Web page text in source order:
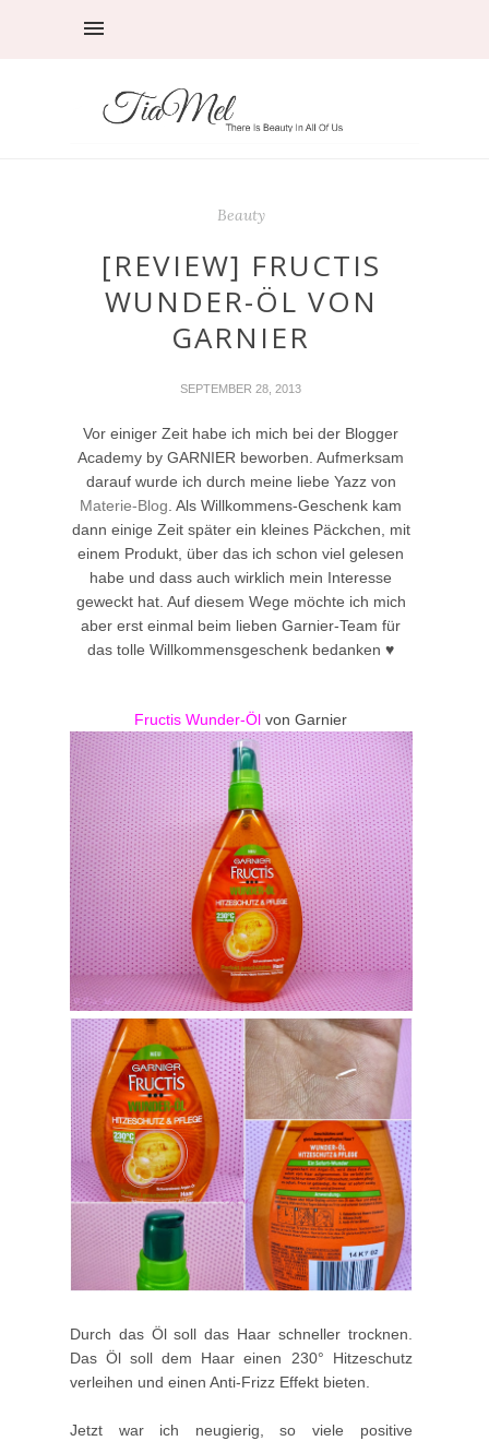
Beauty
[REVIEW] FRUCTIS
WUNDER-ÖL VON
GARNIER
SEPTEMBER 28, 2013
Vor einiger Zeit habe ich mich bei der Blogger
Academy by GARNIER beworben. Aufmerksam
darauf wurde ich durch meine liebe Yazz von
Materie-Blog . Als Willkommens-Geschenk kam
dann einige Zeit später ein kleines Päckchen, mit
einem Produkt, über das ich schon viel gelesen
habe und dass auch wirklich mein Interesse
geweckt hat. Auf diesem Wege möchte ich mich
aber erst einmal beim lieben Garnier-Team für
das tolle Willkommensgeschenk bedanken ♥
Fructis Wunder-Ölvon Garnier
Durch das Öl soll das Haar schneller trocknen.
Das Öl soll dem Haar einen 230° Hitzeschutz
verleihen und einen Anti-Frizz Effekt bieten.
Jetzt war ich neugierig, so viele positive